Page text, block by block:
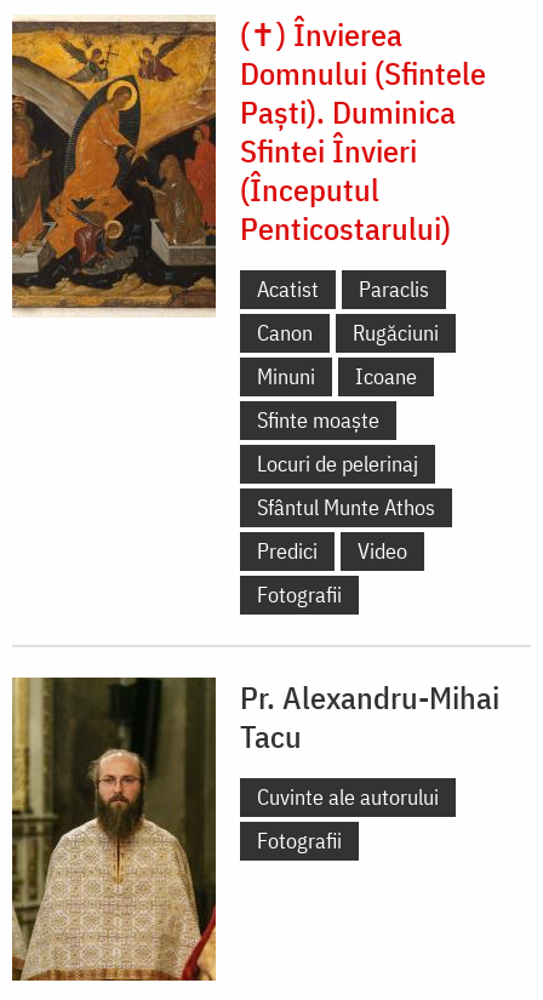
(✝) Învierea
Domnului (Sfintele
Paști). Duminica
Sfintei Învieri
(Începutul
Penticostarului)
Acatist
Paraclis
Canon
Rugăciuni
Minuni
Icoane
Sfinte moaște
Locuri de pelerinaj
Sfântul Munte Athos
Predici
Video
Fotografii
Pr. Alexandru-Mihai
Tacu
Cuvinte ale autorului
Fotografii